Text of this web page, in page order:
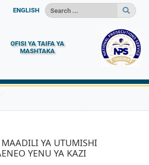
ENGLISH
OFISI YA TAIFA YA
MASHTAKA
YA UTUMISHI
YENU YA KAZI